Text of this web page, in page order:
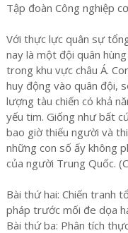
Tập đoàn Công nghiệp
Với thực lực quân sự
nay là một đội quân
trong khu vực châu Á.
huy động vào quân đội,
lượng tàu chiến có khả
yếu tim. Giống như bất
bao giờ thiếu người và
những con số ấy không
của người Trung Quốc.
Bài thứ hai: Chiến tranh
pháp trước mối đe dọa
Bài thứ ba: Phân tích